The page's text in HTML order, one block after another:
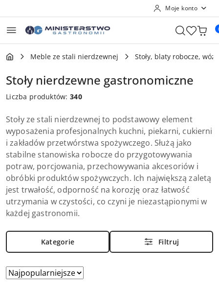
Moje konto
Meble ze stali nierdzewnej Stoły, blaty robocze,
Stoły nierdzewne gastronomiczne
Liczba produktów:340
Stoły ze stali nierdzewnej to podstawowy element
wyposażenia profesjonalnych kuchni, piekarni, cukierni
i zakładów przetwórstwa spożywczego. Służą jako
stabilne stanowiska robocze do przygotowywania
potraw, porcjowania, przechowywania akcesoriów i
obróbki produktów spożywczych. Ich największą zaletą
jest trwałość, odporność na korozję oraz łatwość
utrzymania w czystości, co czyni je niezastąpionymi w
każdej gastronomii.
Kategorie Filtruj
Zastosowano
Sortuj
według